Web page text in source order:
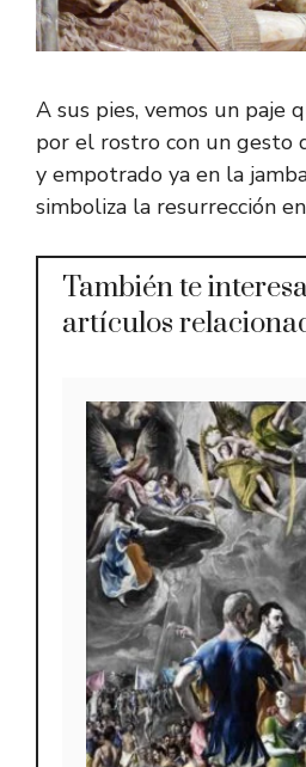
A sus pies, vemos un paje
por el rostro con un gesto
y empotrado ya en la
simboliza la resurrección
También te
artículos